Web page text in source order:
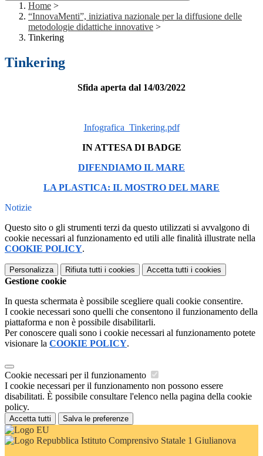
Home >
“InnovaMenti”, iniziativa nazionale per la diffusione delle
metodologie didattiche innovative >
Tinkering
Tinkering
Sfida aperta dal 14/03/2022
Infografica_Tinkering.pdf
IN ATTESA DI BADGE
DIFENDIAMO IL MARE
LA PLASTICA: IL MOSTRO DEL MARE
Notizie
Questo sito o gli strumenti terzi da questo utilizzati si avvalgono di
cookie necessari al funzionamento ed utili alle finalità illustrate nella
COOKIE POLICY.
Personalizza Rifiuta tutti i cookies Accetta tutti i cookies
Gestione cookie
In questa schermata è possibile scegliere quali cookie consentire.
I cookie necessari sono quelli che consentono il funzionamento della
piattaforma e non è possibile disabilitarli.
Per conoscere quali sono i cookie necessari al funzionamento potete
visionare la COOKIE POLICY.
Cookie necessari per il funzionamento
I cookie necessari per il funzionamento non possono essere
disabilitati. È possibile consultare l'elenco nella pagina della cookie
policy.
Accetta tutti Salva le preferenze
Istituto Comprensivo Statale 1 Giulianova